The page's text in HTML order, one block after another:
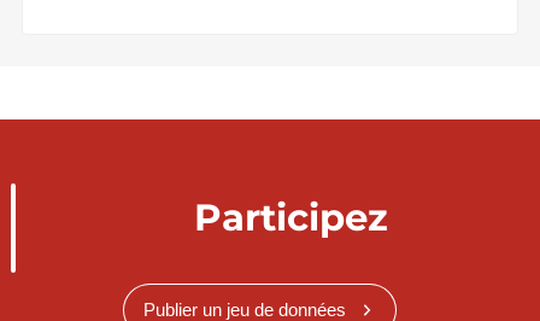
Participez
Publier un jeu de données